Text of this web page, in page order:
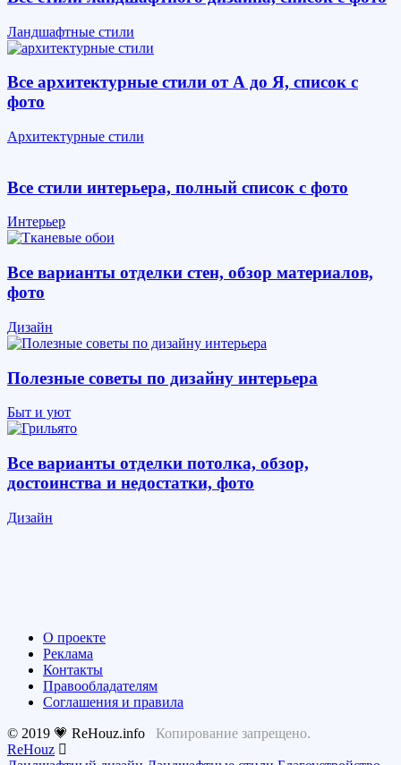
Ландшафтные стили
Все архитектурные стили от А до Я, список с
фото
Архитектурные стили
Все стили интерьера, полный список с фото
Интерьер
Все варианты отделки стен, обзор материалов,
фото
Дизайн
Полезные советы по дизайну интерьера
Быт и уют
Все варианты отделки потолка, обзор,
достоинства и недостатки, фото
Дизайн
О проекте
Реклама
Контакты
Правообладателям
Соглашения и правила
© 2019 💗 ReHouz.info Копирование запрещено.
ReHouz